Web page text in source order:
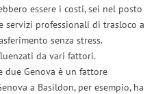
essere i costi, sei nel posto
servizi professionali di trasloco a
senza stress.
da vari fattori.
due Genova è un fattore
a Basildon, per esempio, ha